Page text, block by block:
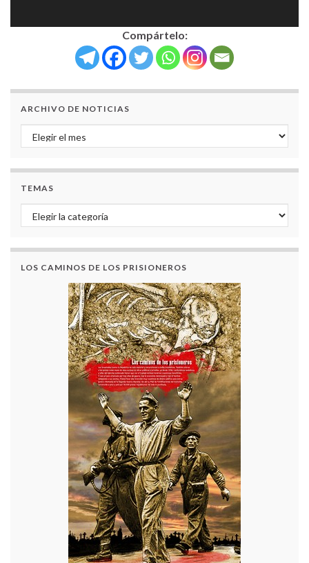
Compártelo:
ARCHIVO DE NOTICIAS
Archivo de noticias
TEMAS
Temas
LOS CAMINOS DE LOS PRISIONEROS